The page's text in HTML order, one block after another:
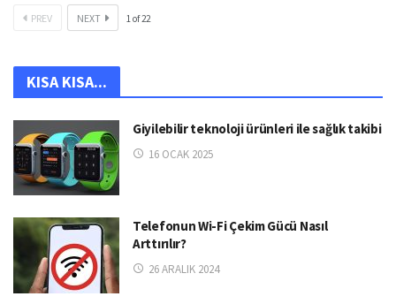
PREV NEXT 1 of22
KISA KISA...
Giyilebilir teknoloji ürünleri ile sağlık takibi
16 OCAK 2025
Telefonun Wi-Fi Çekim Gücü Nasıl
Arttırılır?
26 ARALIK 2024